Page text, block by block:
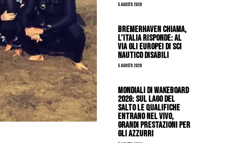
5 Agosto 2026
Bremerhaven chiama,
l’Italia risponde: al
via gli Europei di Sci
Nautico Disabili
5 Agosto 2026
Mondiali di Wakeboard
2026: sul Lago del
Salto le qualifiche
entrano nel vivo,
grandi prestazioni per
gli azzurri